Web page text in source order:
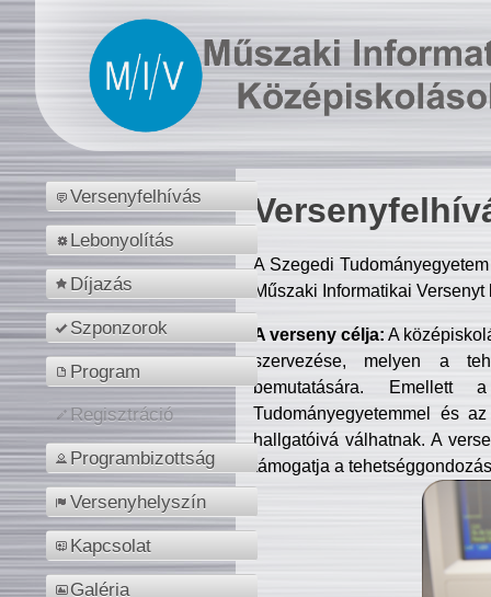
Versenyfelhívás
Lebonyolítás
Díjazás
Szponzorok
Program
Regisztráció
Programbizottság
Versenyhelyszín
Kapcsolat
Galéria
A Szegedi
Műszaki Informatikai
A verseny célja: A
szervezése, melyen a
bemutatására. Emellett
Tudományegyetemmel és
hallgatóivá válhatnak. A
támogatja a